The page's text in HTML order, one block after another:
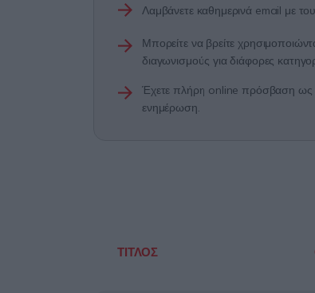
Λαμβάνετε καθημερινά email με
Μπορείτε να βρείτε
διαγωνισμούς για διάφορες
Έχετε πλήρη online πρόσβαση ως
ενημέρωση.
ΤΙΤΛΟΣ